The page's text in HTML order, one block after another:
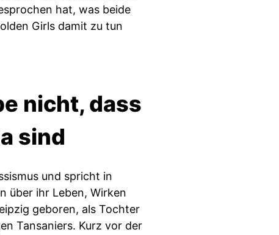
hat, was beide
Girls damit zu tun
nicht, dass
sind
und spricht in
über ihr Leben, Wirken
geboren, als Tochter
Tansaniers. Kurz vor der